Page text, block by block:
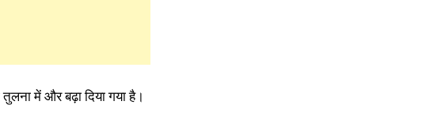
में और बढ़ा दिया गया है।